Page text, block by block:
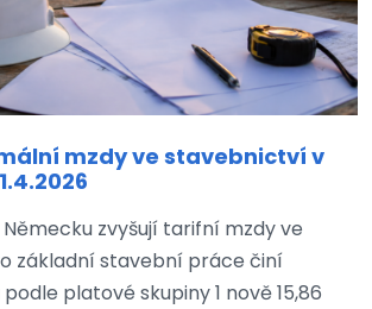
mzdy ve stavebnictví v
Německu zvyšují tarifní mzdy ve
základní stavební práce činí
platové skupiny 1 nově 15,86